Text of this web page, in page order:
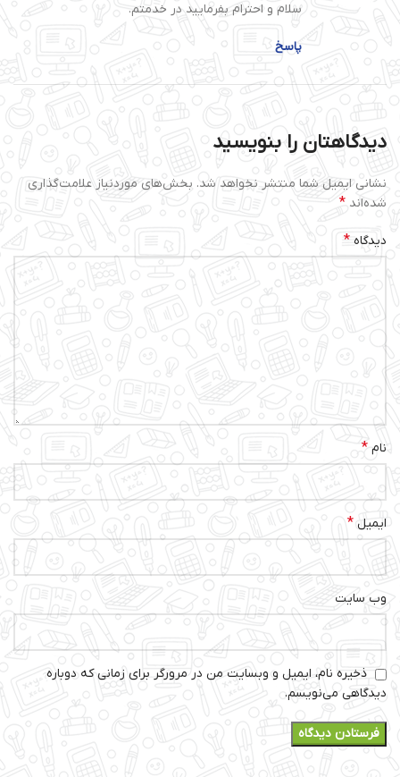
سلام و احترام بفرمایید در خدمتم.
پاسخ
دیدگاهتان را بنویسید
نشانی ایمیل شما منتشر نخواهد شد. بخش‌های موردنیاز علامت‌گذاری
شده‌اند *
دیدگاه *
نام *
ایمیل *
وب‌ سایت
ذخیره نام، ایمیل و وبسایت من در مرورگر برای زمانی که دوباره
دیدگاهی می‌نویسم.